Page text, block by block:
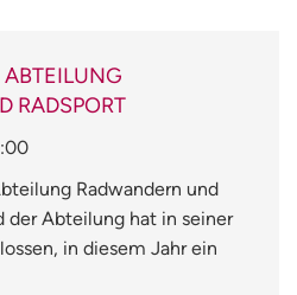
ABTEILUNG
RADSPORT
Radwandern und
der Abteilung hat in seiner
in diesem Jahr ein